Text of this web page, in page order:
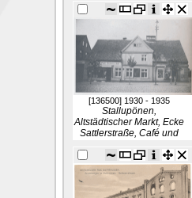
[136500] 1930 - 1935
Stallupönen,
Altstädtischer Markt, Ecke
Sattlerstraße, Café und